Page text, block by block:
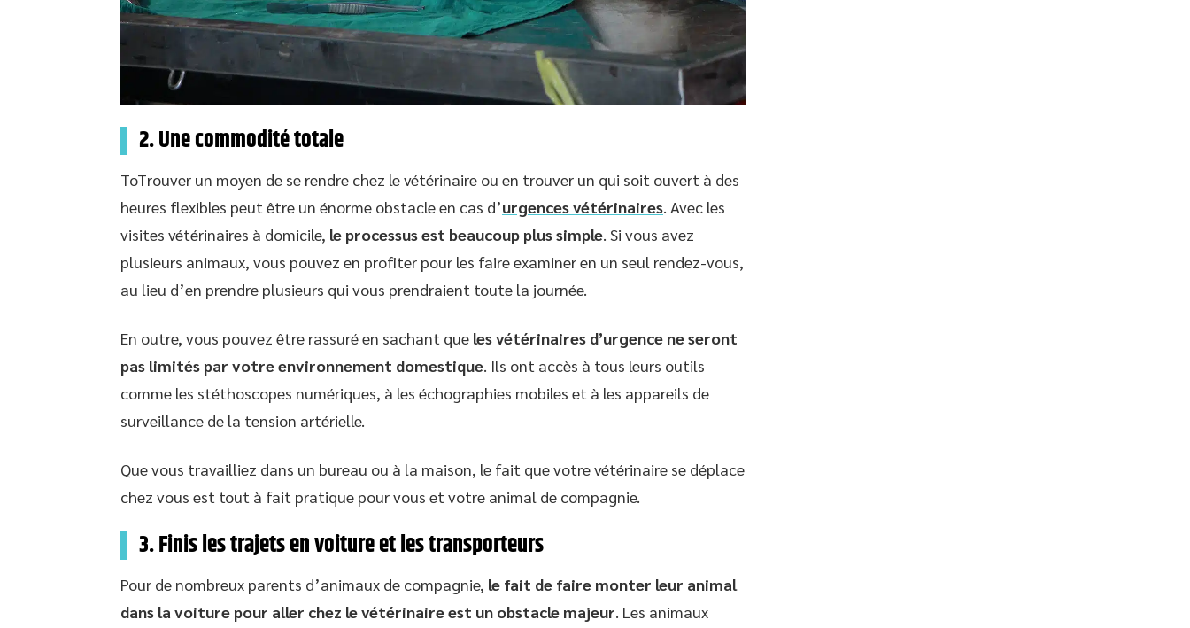
2. Une commodité totale
ToTrouver un moyen de se rendre chez le vétérinaire ou en trouver un qui soit ouvert à des
heures flexibles peut être un énorme obstacle en cas d’urgences vétérinaires. Avec les
visites vétérinaires à domicile, le processus est beaucoup plus simple. Si vous avez
plusieurs animaux, vous pouvez en profiter pour les faire examiner en un seul rendez-vous,
au lieu d’en prendre plusieurs qui vous prendraient toute la journée.
En outre, vous pouvez être rassuré en sachant que les vétérinaires d’urgence ne seront
pas limités par votre environnement domestique. Ils ont accès à tous leurs outils
comme les stéthoscopes numériques, à les échographies mobiles et à les appareils de
surveillance de la tension artérielle.
Que vous travailliez dans un bureau ou à la maison, le fait que votre vétérinaire se déplace
chez vous est tout à fait pratique pour vous et votre animal de compagnie.
3. Finis les trajets en voiture et les transporteurs
Pour de nombreux parents d’animaux de compagnie, le fait de faire monter leur animal
dans la voiture pour aller chez le vétérinaire est un obstacle majeur. Les animaux